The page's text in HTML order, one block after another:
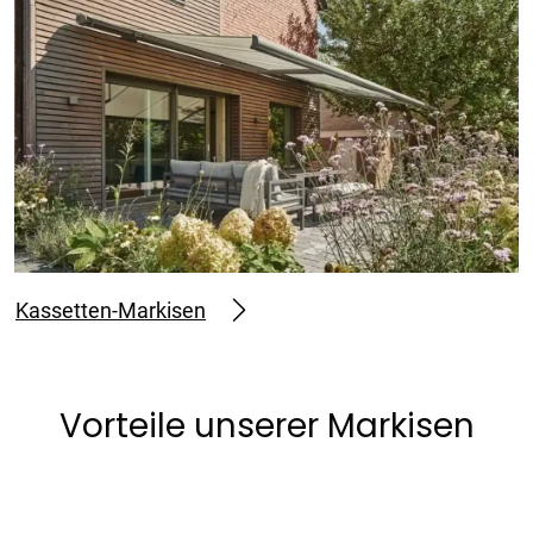
Kassetten-Markisen
Vorteile unserer Markisen